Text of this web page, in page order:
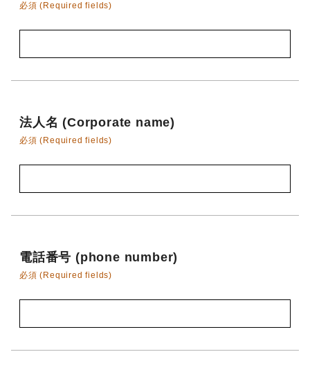
必須 (Required fields)
法人名 (Corporate name)
必須 (Required fields)
電話番号 (phone number)
必須 (Required fields)